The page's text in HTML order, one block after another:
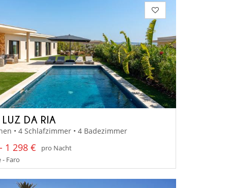
LUZ DA RIA
• 4 Schlafzimmer • 4 Badezimmer
1 298 €
pro Nacht
Faro